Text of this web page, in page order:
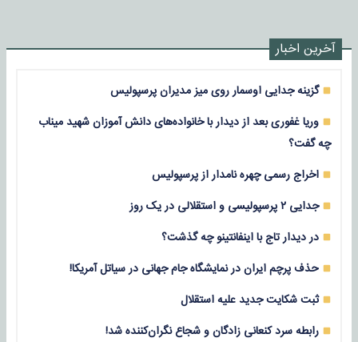
آخرین اخبار
گزینه جدایی اوسمار روی میز مدیران پرسپولیس
وریا غفوری بعد از دیدار با خانواده‌های دانش آموزان شهید میناب
چه گفت؟
اخراج رسمی چهره نامدار از پرسپولیس
جدایی ۲ پرسپولیسی و استقلالی در یک روز
در دیدار تاج با اینفانتینو چه گذشت؟
حذف پرچم ایران در نمایشگاه جام جهانی در سیاتل آمریکا!
ثبت شکایت جدید علیه استقلال
رابطه سرد کنعانی زادگان و شجاع نگران‌کننده شد!